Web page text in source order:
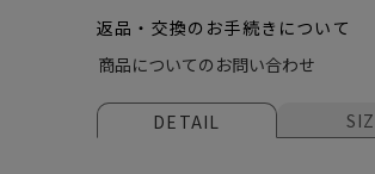
返品・交換のお手続きについて
商品についてのお問い合わせ
DETAIL